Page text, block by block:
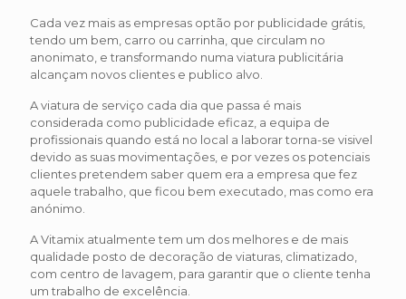
Cada vez mais as empresas optão por publicidade grátis,
tendo um bem, carro ou carrinha, que circulam no
anonimato, e transformando numa viatura publicitária
alcançam novos clientes e publico alvo.
A viatura de serviço cada dia que passa é mais
considerada como publicidade eficaz, a equipa de
profissionais quando está no local a laborar torna-se visivel
devido as suas movimentações, e por vezes os potenciais
clientes pretendem saber quem era a empresa que fez
aquele trabalho, que ficou bem executado, mas como era
anónimo.
A Vitamix atualmente tem um dos melhores e de mais
qualidade posto de decoração de viaturas, climatizado,
com centro de lavagem, para garantir que o cliente tenha
um trabalho de excelência.